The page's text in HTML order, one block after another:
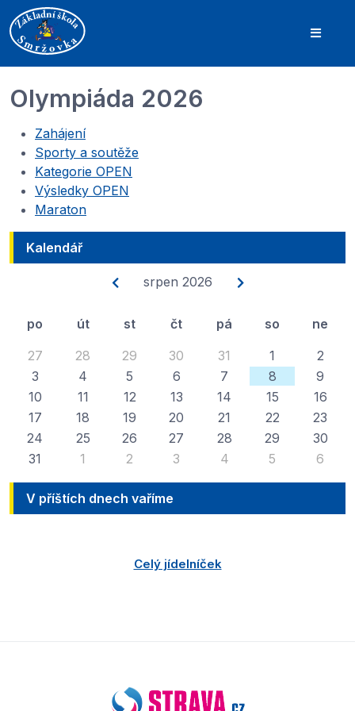
Olympiáda 2026
Zahájení
Sporty a soutěže
Kategorie OPEN
Výsledky OPEN
Maraton
Kalendář
srpen 2026
po út st čt pá so
ne
27
28 29 30 31 1
2
3
4 5 6 7 8
9
10
11 12 13 14 15
16
17
18 19 20 21 22
23
24
25 26 27 28 29
30
31
1 2 3 4 5 6
V příštích dnech vaříme
Celý jídelníček